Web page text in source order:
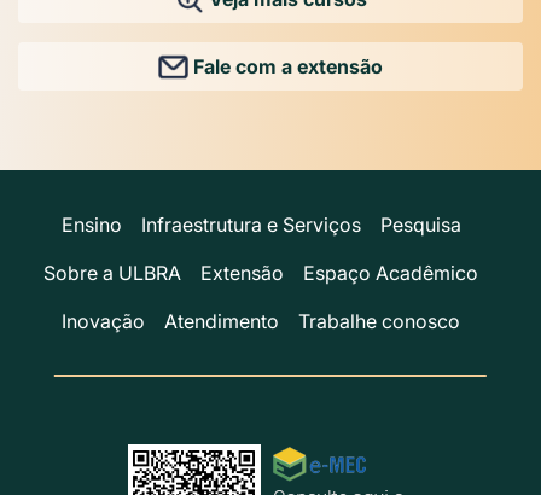
Fale com a extensão
Ensino Infraestrutura e Serviços
Pesquisa
Sobre a ULBRA
Extensão
Espaço Acadêmico
Inovação
Atendimento Trabalhe conosco